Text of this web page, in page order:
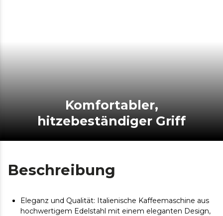
Komfortabler,
hitzebeständiger Griff
Beschreibung
Eleganz und Qualität: Italienische Kaffeemaschine aus
hochwertigem Edelstahl mit einem eleganten Design,